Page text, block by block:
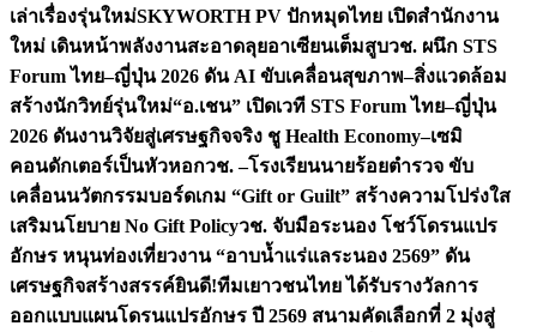
เล่าเรื่องรุ่นใหม่SKYWORTH PV ปักหมุดไทย เปิดสำนักงาน
ใหม่ เดินหน้าพลังงานสะอาดลุยอาเซียนเต็มสูบวช. ผนึก STS
Forum ไทย–ญี่ปุ่น 2026 ดัน AI ขับเคลื่อนสุขภาพ–สิ่งแวดล้อม
สร้างนักวิทย์รุ่นใหม่“อ.เชน” เปิดเวที STS Forum ไทย–ญี่ปุ่น
2026 ดันงานวิจัยสู่เศรษฐกิจจริง ชู Health Economy–เซมิ
คอนดักเตอร์เป็นหัวหอกวช. –โรงเรียนนายร้อยตำรวจ ขับ
เคลื่อนนวัตกรรมบอร์ดเกม “Gift or Guilt” สร้างความโปร่งใส
เสริมนโยบาย No Gift Policyวช. จับมือระนอง โชว์โดรนแปร
อักษร หนุนท่องเที่ยวงาน “อาบน้ำแร่แลระนอง 2569” ดัน
เศรษฐกิจสร้างสรรค์ยินดี!ทีมเยาวชนไทย ได้รับรางวัลการ
ออกแบบแผนโดรนแปรอักษร ปี 2569 สนามคัดเลือกที่ 2 มุ่งสู่